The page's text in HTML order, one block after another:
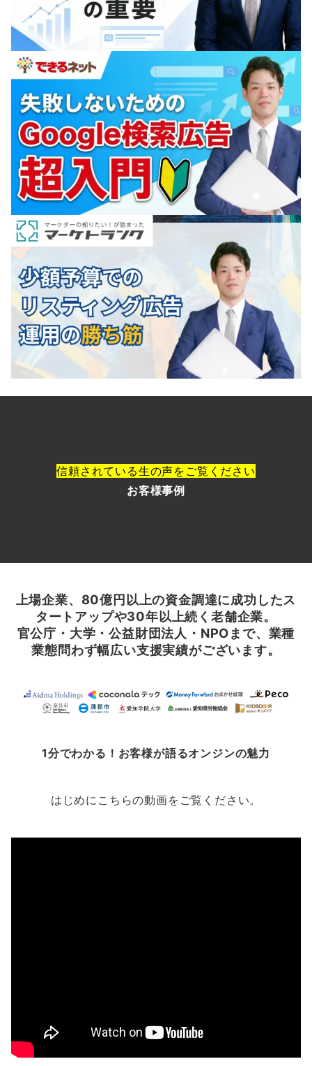
信頼されている生の声をご覧ください
お客様事例
上場企業、80億円以上の資金調達に成功したス
タートアップや30年以上続く老舗企業。
官公庁・大学・公益財団法人・NPOまで、業種
業態問わず幅広い支援実績がございます。
1分でわかる！お客様が語るオンジンの魅力
はじめにこちらの動画をご覧ください。